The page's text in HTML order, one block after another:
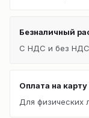
Безналичный
С НДС и без
Оплата на
Для физических